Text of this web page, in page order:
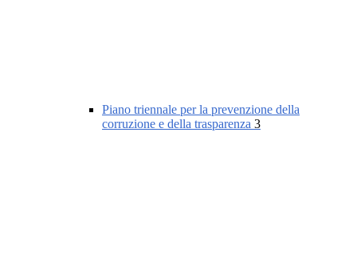
Piano triennale per la prevenzione della
corruzione e della trasparenza 3